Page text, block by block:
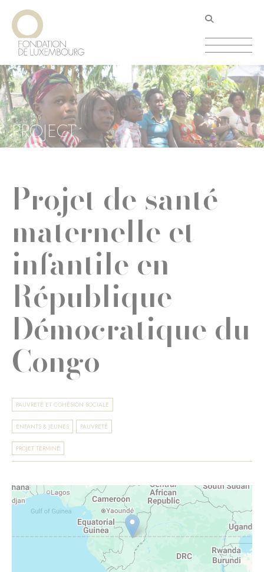
Aller
contenu
principal
PROJECT
Projet de santé
maternelle et
infantile en
République
Démocratique du
Congo
PAUVRETÉ ET COHÉSION SOCIALE
ENFANTS & JEUNES PAUVRETÉ
PROJET TERMINÉ
Panneau de gestion des cookies